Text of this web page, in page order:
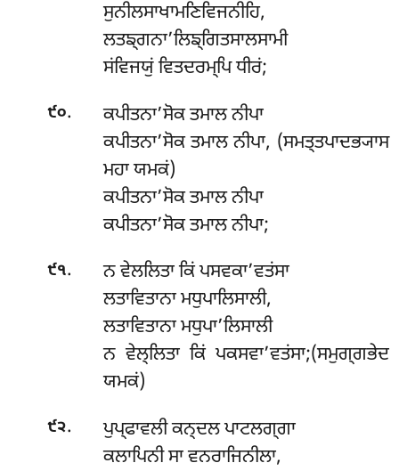
ਸੁਨੀਲਸਾਖਾਮਣਿਵਿਜਨੀਹਿ,
ਲਤਙ੍ਗਨਾ’ਲਿਙ੍ਗਿਤਸਾਲਸਾਮੀ
ਸਂਵਿਜਯੁਂ ਵਿਤਦਰਮ੍ਪਿ ਧੀਰਂ;
੯੦.
ਕਪੀਤਨਾ’ਸੋਕ ਤਮਾਲ ਨੀਪਾ
ਕਪੀਤਨਾ’ਸੋਕ ਤਮਾਲ ਨੀਪਾ, (ਸਮਤ੍ਤਪਾਦਭ੍ਯਾਸ
ਮਹਾ ਯਮਕਂ)
ਕਪੀਤਨਾ’ਸੋਕ ਤਮਾਲ ਨੀਪਾ
ਕਪੀਤਨਾ’ਸੋਕ ਤਮਾਲ ਨੀਪਾ;
੯੧.
ਨ ਵੇਲਲਿਤਾ ਕਿਂ ਪਸਵਕਾ’ਵਤਂਸਾ
ਲਤਾਵਿਤਾਨਾ ਮਧੁਪਾਲਿਸਾਲੀ,
ਲਤਾਵਿਤਾਨਾ ਮਧੁਪਾ’ਲਿਸਾਲੀ
ਨ ਵੇਲ੍ਲਿਤਾ ਕਿਂ ਪਕਸਵਾ’ਵਤਂਸਾ;(ਸਮੁਗ੍ਗਭੇਦ
ਯਮਕਂ)
੯੨.
ਪੁਪ੍ਫਾਵਲੀ ਕਨ੍ਦਲ ਪਾਟਲਗ੍ਗਾ
ਕਲਾਪਿਨੀ ਸਾ ਵਨਰਾਜਿਨੀਲਾ,